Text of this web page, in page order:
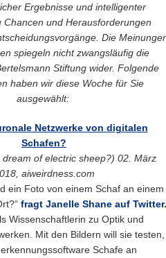
Ergebnisse und intelligenter
Chancen und Herausforderungen
Die
spiegeln nicht zwangsläufig die
Stiftung wider. Folgende
haben wir diese Woche für Sie
ausgewählt:
Netzwerke von digitalen
Schafen?
of electric sheep?) 02. März
aiweirdness.com
ein Foto von einem Schaf an einem
fragt Janelle Shane auf Twitter.
Wissenschaftlerin zu Optik und
Mit den Bildern will sie testen,
Schafe an